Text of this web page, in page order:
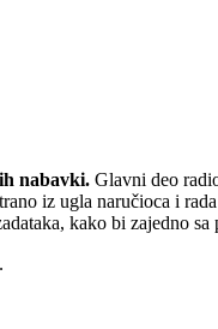
nabavki. Glavni deo
iz ugla naručioca i
kako bi zajedno sa